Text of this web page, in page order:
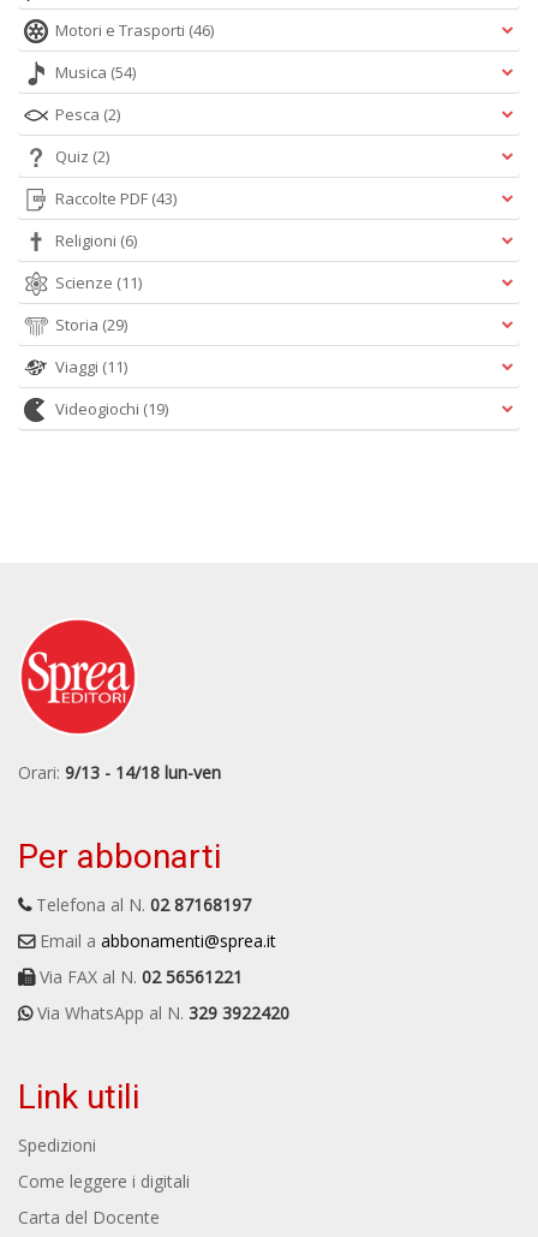
Motori e Trasporti (46)
Musica (54)
Pesca (2)
Quiz (2)
Raccolte PDF (43)
Religioni (6)
Scienze (11)
Storia (29)
Viaggi (11)
Videogiochi (19)
Orari: 9/13 - 14/18 lun-ven
Per abbonarti
Telefona al N. 02 87168197
Email a abbonamenti@sprea.it
Via FAX al N. 02 56561221
Via WhatsApp al N. 329 3922420
Link utili
Spedizioni
Come leggere i digitali
Carta del Docente